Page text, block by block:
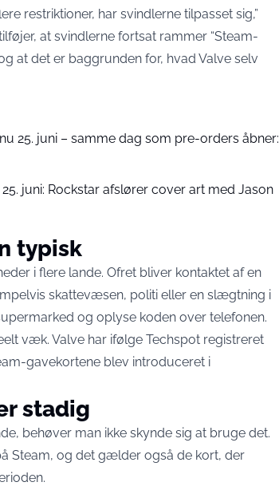
restriktioner, har svindlerne tilpasset sig,”
at svindlerne fortsat rammer “Steam-
at det er baggrunden for, hvad Valve selv
25. juni – samme dag som pre-orders åbner:
juni: Rockstar afslører cover art med Jason
typisk
i flere lande. Ofret bliver kontaktet af en
skattevæsen, politi eller en slægtning i
og oplyse koden over telefonen.
væk. Valve har ifølge Techspot registreret
gavekortene blev introduceret i
stadig
behøver man ikke skynde sig at bruge det.
Steam, og det gælder også de kort, der